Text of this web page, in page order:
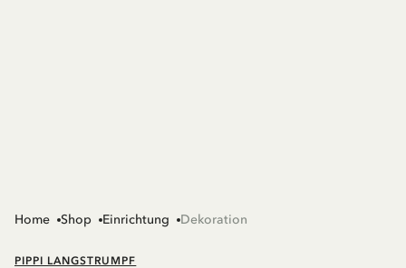
Home Shop Einrichtung Dekoration
PIPPI LANGSTRUMPF